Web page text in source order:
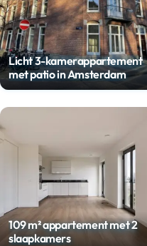
Licht 3-kamerappartement
met patio in Amsterdam
109 m² appartement met 2
slaapkamers